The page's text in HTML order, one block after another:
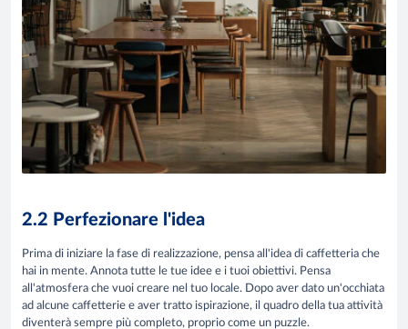
2.2 Perfezionare l'idea
Prima di iniziare la fase di realizzazione, pensa all'idea di caffetteria che
hai in mente. Annota tutte le tue idee e i tuoi obiettivi. Pensa
all'atmosfera che vuoi creare nel tuo locale. Dopo aver dato un'occhiata
ad alcune caffetterie e aver tratto ispirazione, il quadro della tua attività
diventerà sempre più completo, proprio come un puzzle.